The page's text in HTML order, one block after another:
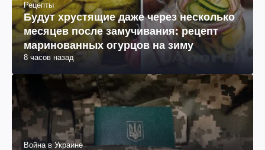
Рецепты
Будут хрустящие даже через несколько
месяцев после замучивания: рецепт
маринованных огурцов на зиму
8 часов назад
Война в Украине